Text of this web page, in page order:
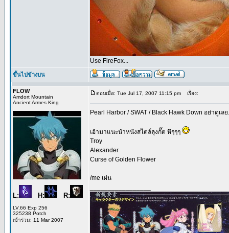
Use FireFox...
ขึ้นไปข้างบน
FLOW
Amdort Mountain
Ancient Armes King
L: H: R:
LV.66 Exp 256
325238 Potch
เข้าร่วม: 11 Mar 2007
ตอบเมื่อ: Tue Jul 17, 2007 11:15 pm เรื่อง:
Pearl Harbor / SWAT / Black Hawk Down อย่าดู
เอ้ามาแนะนำหนังสไตล์ลุงกั๊ต หึๆๆๆ
Troy
Alexander
Curse of Golden Flower
/me เผ่น